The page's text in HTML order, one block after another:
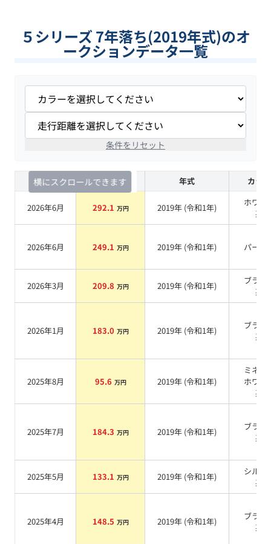
５シリーズ 7年落ち(2019年式)のオ
ークションデータ一覧
条件をリセット
横にスクロールできます
査定時期 セルカ実績 年式 カラー
2026年6月 292.1 万円 2019年 (令和1年)
ホワイ
系
2026年6月 249.1 万円 2019年 (令和1年) パール
2026年3月 209.8 万円 2019年 (令和1年)
ブラッ
系
2026年1月 183.0 万円 2019年 (令和1年)
ブラッ
系
2025年8月 95.6 万円 2019年 (令和1年)
ミネラ
ホワイ
系
2025年7月 184.3 万円 2019年 (令和1年)
ブラッ
系
2025年5月 133.1 万円 2019年 (令和1年)
シルバ
系
2025年4月 148.5 万円 2019年 (令和1年)
ブラッ
系